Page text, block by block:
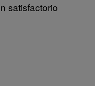
satisfactorio